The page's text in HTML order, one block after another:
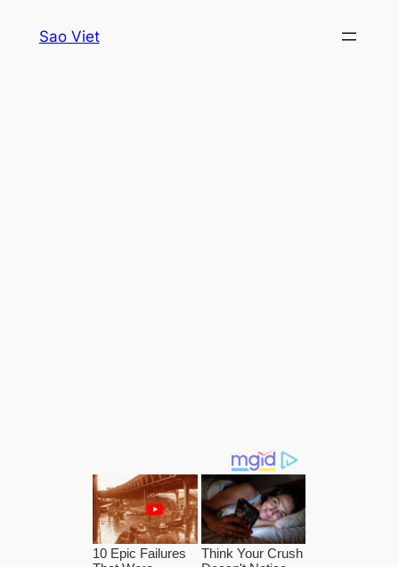
Sao Viet